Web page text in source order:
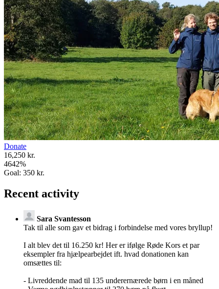
Donate
16,250 kr.
4642%
Goal: 350 kr.
Recent activity
Sara Svantesson
Tak til alle som gav et bidrag i forbindelse med vores bryllup!
I alt blev det til 16.250 kr! Her er ifølge Røde Kors et par
eksempler fra hjælpearbejdet ift. hvad donationen kan
omsættes til:
- Livreddende mad til 135 underernærede børn i en måned